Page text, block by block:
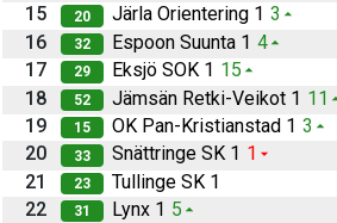
15
20 Järla Orientering 1 3
16
32 Espoon Suunta 1 4
17
29 Eksjö SOK 1 15
18
52 Jämsän Retki-Veikot 1 11
19
15 OK Pan-Kristianstad 1 3
20
33 Snättringe SK 1 1
21
23 Tullinge SK 1
22
31 Lynx 1 5